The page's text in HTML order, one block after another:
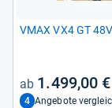
VMAX VX4 GT
1.499,00 €
4 Angebote